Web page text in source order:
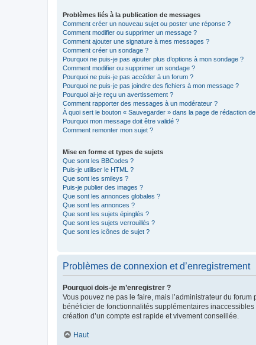
Problèmes liés à la publication de messages
Comment créer un nouveau sujet ou poster une réponse ?
Comment modifier ou supprimer un message ?
Comment ajouter une signature à mes messages ?
Comment créer un sondage ?
Pourquoi ne puis-je pas ajouter plus d’options à mon sondage ?
Comment modifier ou supprimer un sondage ?
Pourquoi ne puis-je pas accéder à un forum ?
Pourquoi ne puis-je pas joindre des fichiers à mon message ?
Pourquoi ai-je reçu un avertissement ?
Comment rapporter des messages à un modérateur ?
À quoi sert le bouton « Sauvegarder » dans la page de rédaction
Pourquoi mon message doit être validé ?
Comment remonter mon sujet ?
Mise en forme et types de sujets
Que sont les BBCodes ?
Puis-je utiliser le HTML ?
Que sont les smileys ?
Puis-je publier des images ?
Que sont les annonces globales ?
Que sont les annonces ?
Que sont les sujets épinglés ?
Que sont les sujets verrouillés ?
Que sont les icônes de sujet ?
Problèmes de connexion et d’enregistrement
Pourquoi dois-je m’enregistrer ?
Vous pouvez ne pas le faire, mais l’administrateur du
bénéficier de fonctionnalités supplémentaires
création d’un compte est rapide et vivement conseillée.
Haut